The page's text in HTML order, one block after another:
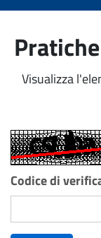
Visualizza
Codice di